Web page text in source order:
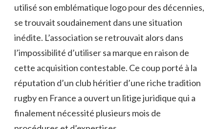
utilisé son emblématique logo pour des décennies,
se trouvait soudainement dans une situation
inédite. L’association se retrouvait alors dans
l’impossibilité d’utiliser sa marque en raison de
cette acquisition contestable. Ce coup porté à la
réputation d’un club héritier d’une riche tradition
rugby en France a ouvert un litige juridique qui a
finalement nécessité plusieurs mois de